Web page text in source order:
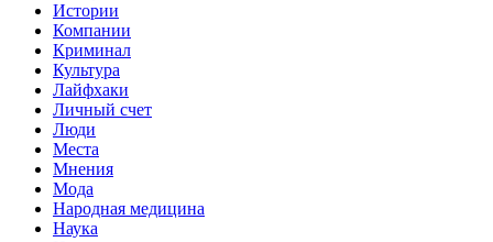
Истории
Компании
Криминал
Культура
Лайфхаки
Личный счет
Люди
Места
Мнения
Мода
Народная медицина
Наука